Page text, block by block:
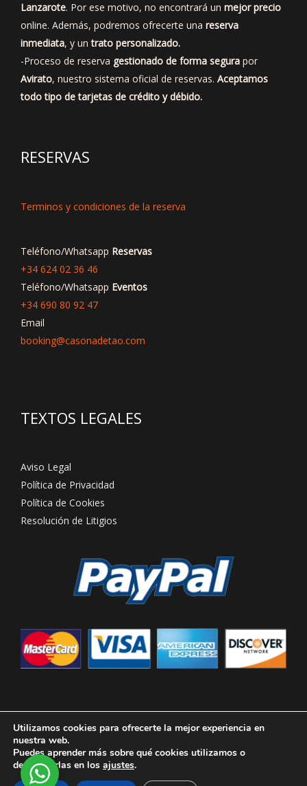
Lanzarote. Por ese motivo, no encontrará un mejor precio
online. Además, podremos ofrecerte una reserva
inmediata, y untrato personalizado.
-Proceso de reserva gestionado de forma segura por
Avirato, nuestro sistema oficial de reservas. Aceptamos
todo tipo de tarjetas de crédito y débido.
RESERVAS
Terminos y condiciones de la reserva
Teléfono/Whatsapp Reservas
+34 624 02 36 46
Teléfono/Whatsapp Eventos
+34 690 80 92 47
Email
booking@casonadetao.com
TEXTOS LEGALES
Aviso Legal
Política de Privacidad
Política de Cookies
Resolución de Litigios
Copyright © 2026 Hotel Rural Casona de Tao Lanzarote
Powered by EDECO Canarias
Utilizamos cookies para ofrecerte la mejor experiencia en
nuestra web.
Puedes aprender más sobre qué cookies utilizamos o
desactivarlas en los ajustes.